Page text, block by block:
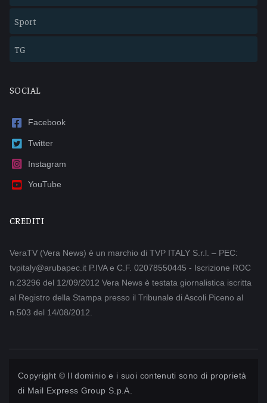
Sport
TG
SOCIAL
Facebook
Twitter
Instagram
YouTube
CREDITI
VeraTV (Vera News) è un marchio di TVP ITALY S.r.l. – PEC:
tvpitaly@arubapec.it P.IVA e C.F. 02078550445 - Iscrizione ROC
n.23296 del 12/09/2012 Vera News è testata giornalistica iscritta
al Registro della Stampa presso il Tribunale di Ascoli Piceno al
n.503 del 14/08/2012.
Copyright © Il dominio e i suoi contenuti sono di proprietà
di Mail Express Group S.p.A.